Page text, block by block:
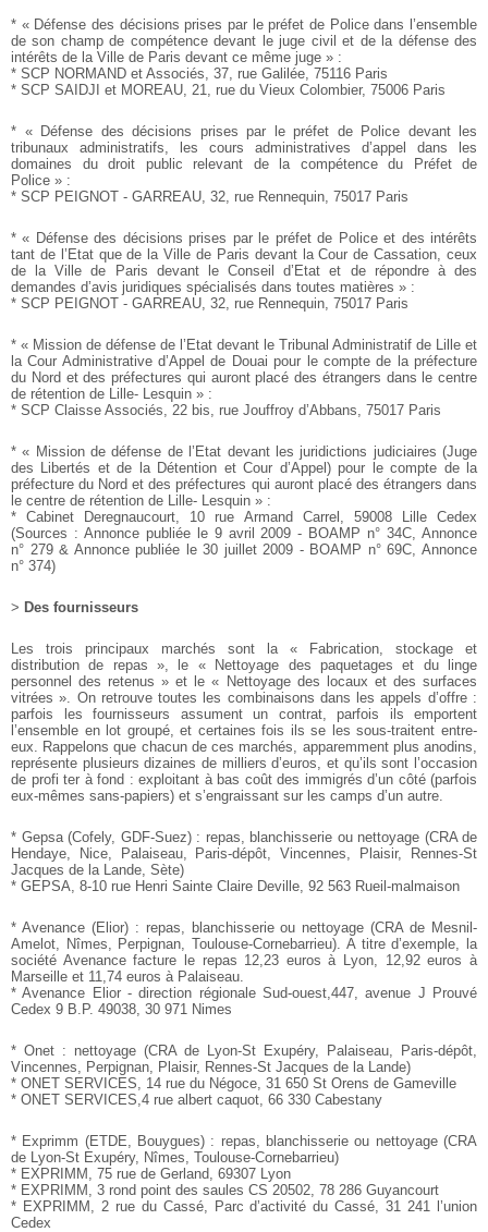
* « Défense des décisions prises par le préfet de Police dans l’ensemble
de son champ de compétence devant le juge civil et de la défense des
intérêts de la Ville de Paris devant ce même juge » :
* SCP NORMAND et Associés, 37, rue Galilée, 75116 Paris
* SCP SAIDJI et MOREAU, 21, rue du Vieux Colombier, 75006 Paris
* « Défense des décisions prises par le préfet de Police devantles
tribunaux administratifs, les cours administratives d’appel dans les
domaines du droit public relevant de la compétencedu Préfet de
Police » :
* SCP PEIGNOT - GARREAU, 32, rue Rennequin, 75017 Paris
* « Défense des décisions prises par le préfet de Police et des intérêts
tant de l’Etat que de la Ville de Paris devant la Cour de Cassation, ceux
de la Ville de Paris devant le Conseil d’Etat et de répondre à des
demandes d’avis juridiques spécialisés dans toutes matières » :
* SCP PEIGNOT - GARREAU, 32, rue Rennequin, 75017 Paris
* « Mission de défense de l’Etat devant le Tribunal Administratif de Lille et
la Cour Administrative d’Appel de Douai pour le compte de la préfecture
du Nord et des préfectures qui auront placé des étrangers dans le centre
de rétention de Lille- Lesquin » :
* SCP Claisse Associés, 22 bis, rue Jouffroy d’Abbans, 75017 Paris
* « Mission de défense de l’Etat devant les juridictions judiciaires (Juge
des Libertés et de la Détention et Cour d’Appel)pour le compte de la
préfecture du Nord et des préfectures qui auront placé des étrangers dans
le centre de rétention de Lille- Lesquin » :
* Cabinet Deregnaucourt, 10 rue Armand Carrel, 59008Lille Cedex
(Sources : Annonce publiée le 9 avril 2009 - BOAMP n° 34C, Annonce
n° 279 & Annonce publiée le 30 juillet 2009 - BOAMP n° 69C, Annonce
n° 374)
> Des fournisseurs
Les trois principaux marchés sont la « Fabrication, stockage et
distribution de repas », le « Nettoyage des paquetages et du linge
personnel des retenus » et le « Nettoyage des locaux et des surfaces
vitrées ». On retrouve toutes les combinaisons dans les appels d’offre :
parfois les fournisseurs assumentun contrat, parfois ils emportent
l’ensemble en lot groupé, et certaines fois ils se les sous-traitent entre-
eux. Rappelons que chacun de ces marchés, apparemment plus anodins,
représente plusieurs dizaines de milliers d’euros, et qu’ils sont l’occasion
de profi ter à fond : exploitant à bas coût des immigrés d’un côté (parfois
eux-mêmes sans-papiers) et s’engraissant sur les camps d’un autre.
* Gepsa (Cofely, GDF-Suez) : repas, blanchisserie ou nettoyage (CRA de
Hendaye, Nice, Palaiseau, Paris-dépôt, Vincennes,
Plaisir, Rennes-St
Jacques de la Lande, Sète)
* GEPSA, 8-10 rue Henri Sainte Claire Deville, 92 563 Rueil-malmaison
* Avenance (Elior) : repas, blanchisserie ou nettoyage (CRA de Mesnil-
Amelot, Nîmes, Perpignan, Toulouse-Cornebarrieu). A titre d’exemple, la
société Avenance facture le repas 12,23 euros à Lyon, 12,92 euros à
Marseille et 11,74 euros à Palaiseau.
* Avenance Elior - direction régionale Sud-ouest,447, avenue J Prouvé
Cedex 9 B.P. 49038, 30 971 Nimes
* Onet : nettoyage (CRA de Lyon-St Exupéry, Palaiseau,
Paris-dépôt,
Vincennes, Perpignan, Plaisir, Rennes-St Jacques de la Lande)
* ONET SERVICES, 14 rue du Négoce, 31 650 St Orens de Gameville
* ONET SERVICES,4 rue albert caquot, 66 330 Cabestany
* Exprimm (ETDE, Bouygues) : repas, blanchisserie ou nettoyage (CRA
de Lyon-St Exupéry, Nîmes, Toulouse-Cornebarrieu)
* EXPRIMM, 75 rue de Gerland, 69307 Lyon
* EXPRIMM, 3 rond point des saules CS 20502, 78 286 Guyancourt
* EXPRIMM, 2 rue du Cassé, Parc d’activité du Cassé, 31 241 l’union
Cedex